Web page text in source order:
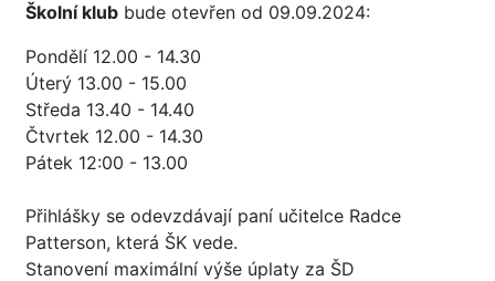
Školní klub bude otevřen od 09.09.2024:
Pondělí 12.00 - 14.30
Úterý 13.00 - 15.00
Středa 13.40 - 14.40
Čtvrtek 12.00 - 14.30
Pátek 12:00 - 13.00
Přihlášky se odevzdávají paní učitelce Radce
Patterson, která ŠK vede.
Stanovení maximální výše úplaty za ŠD